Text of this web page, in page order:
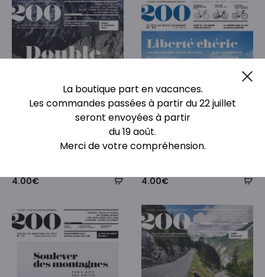
4.00€
4.00€
La boutique part en vacances.
Les commandes passées à partir du 22 juillet
seront envoyées à partir
du 19 août.
Merci de votre compréhension.